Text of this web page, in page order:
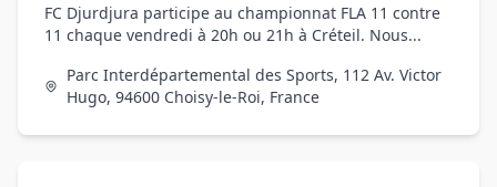
FC Djurdjura participe au championnat FLA 11 contre
11 chaque vendredi à 20h ou 21h à Créteil. Nous...
Parc Interdépartemental des Sports, 112 Av. Victor
Hugo, 94600 Choisy-le-Roi, France